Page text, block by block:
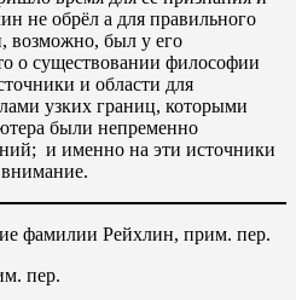
не обрёл а для правильного
возможно, был у его
о существовании философии
и области для
узких границ, которыми
были непременно
и именно на эти источники
фамилии Рейхлин, прим. пер.
пер.